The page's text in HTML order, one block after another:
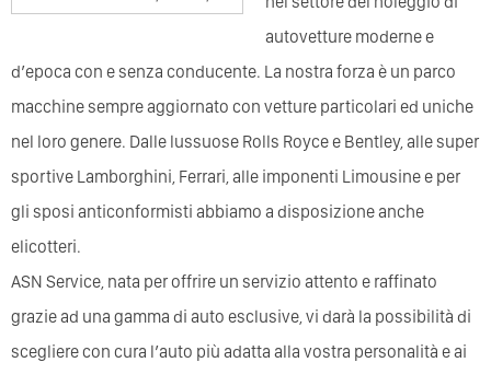
autovetture moderne e
d’epoca con e senza conducente. La nostra forza è un parco
macchine sempre aggiornato con vetture particolari ed uniche
nel loro genere. Dalle lussuose Rolls Royce e Bentley, alle super
sportive Lamborghini, Ferrari, alle imponenti Limousine e per
gli sposi anticonformisti abbiamo a disposizione anche
elicotteri.
ASN Service, nata per offrire un servizio attento e raffinato
grazie ad una gamma di auto esclusive, vi darà la possibilità di
scegliere con cura l’auto più adatta alla vostra personalità e ai